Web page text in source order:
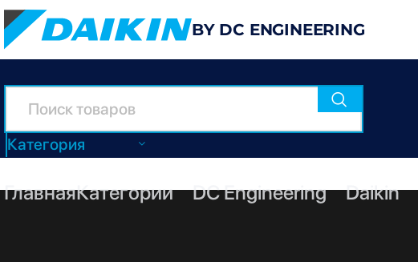
BY DC ENGINEERING
Категория
ГлавнаяКатегории DC Engineering Daikin